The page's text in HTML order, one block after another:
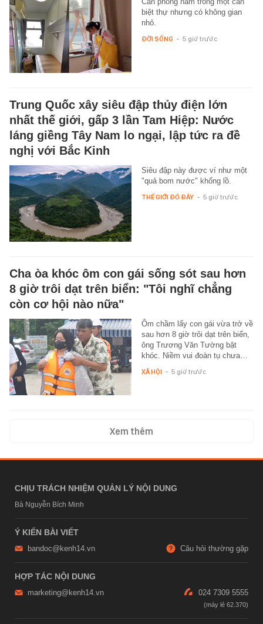
biệt thự nhưng có không gian
nhỏ.
ĐỜI SỐNG - 5 giờ trước
Trung Quốc xây siêu đập thủy điện lớn
nhất thế giới, gấp 3 lần Tam Hiệp: Nước
láng giềng Tây Nam lo ngại, lập tức ra đề
nghị với Bắc Kinh
Siêu đập này được ví như một
"quả bom nước" khổng lồ.
THẾ GIỚI ĐÓ ĐÂY - 5 giờ trước
Cha òa khóc ôm con gái sống sót sau hơn
8 giờ trôi dạt trên biển: "Tôi nghĩ chẳng
còn cơ hội nào nữa"
Ôm chầm lấy con gái vừa trở về
sau hơn 8 giờ trôi dạt trên biển,
ông Trương Văn Tường bật
khóc. Niềm vui đoàn tụ chưa…
XÃ HỘI - 5 giờ trước
Xem thêm
CHỊU TRÁCH NHIỆM QUẢN LÝ NỘI DUNG
Bà Nguyễn Bích Minh
Ý KIẾN BÀI VIẾT
bandoc@kenh14.vn Câu hỏi thường gặp
HỢP TÁC NỘI DUNG
marketing@kenh14.vn 024 7309 5555